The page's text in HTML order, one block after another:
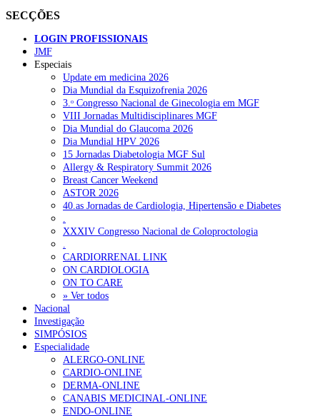
NOTÍCIAS RECENTES
Quase 11.900 jovens recorreram aos cheques psicólogo e
nutricionista no primeiro mês 7 de Agosto, 2026
ULS de Coimbra estreia cirurgia endoscópica do ouvido com
apoio robótico em Portugal
Enfermeiros exigem esclarecimentos sobre eventual gestão
privada da ULS do Algarve
Ordem dos Médicos alerta para riscos no novo sistema de acesso
a consultas e cirurgias
Portugal está a formar os médicos de que precisa?
2026
NOTÍCIAS MAIS LIDAS
SECÇÕES
LOGIN PROFISSIONAIS
JMF
Especiais
Update em medicina 2026
Dia Mundial da Esquizofrenia 2026
3.ᵒ Congresso Nacional de Ginecologia em MGF
VIII Jornadas Multidisciplinares MGF
Dia Mundial do Glaucoma 2026
Dia Mundial HPV 2026
15 Jornadas Diabetologia MGF Sul
Allergy & Respiratory Summit 2026
Breast Cancer Weekend
ASTOR 2026
40.as Jornadas de Cardiologia, Hipertensão e Diabetes
.
XXXIV Congresso Nacional de Coloproctologia
.
CARDIORRENAL LINK
ON CARDIOLOGIA
ON TO CARE
» Ver todos
Nacional
Investigação
SIMPÓSIOS
Especialidade
ALERGO-ONLINE
CARDIO-ONLINE
DERMA-ONLINE
CANABIS MEDICINAL-ONLINE
ENDO-ONLINE